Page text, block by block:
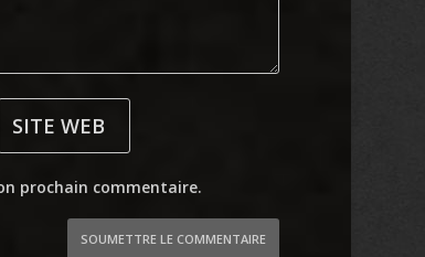
prochain commentaire.
SOUMETTRE LE COMMENTAIRE